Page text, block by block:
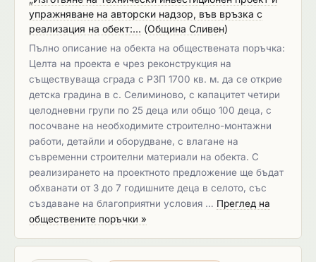
упражняване на авторски надзор, във връзка с
реализация на обект:... (Община Сливен)
Пълно описание на обекта на обществената поръчка:
Целта на проекта е чрез реконструкция на
съществуваща сграда с РЗП 1700 кв. м. да се открие
детска градина в с. Селиминово, с капацитет четири
целодневни групи по 25 деца или общо 100 деца, с
посочване на необходимите строително-монтажни
работи, детайли и оборудване, с влагане на
съвременни строителни материали на обекта. С
реализирането на проектното предложение ще бъдат
обхванати от 3 до 7 годишните деца в селото, със
създаване на благоприятни условия … Преглед на
обществените поръчки »